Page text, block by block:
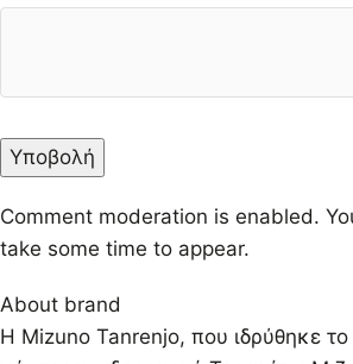
Comment moderation is enabled.
take some time to appear.
About brand
Η Mizuno Tanrenjo, που ιδρύθηκε